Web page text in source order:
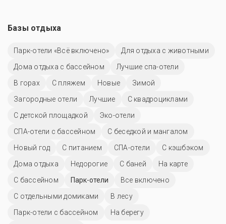
Базы отдыха
Парк-отели «Всё включено»
Для отдыха с животными
Дома отдыха с бассейном
Лучшие спа-отели
В горах
С пляжем Новые
Зимой
Загородные отели
Лучшие
С квадроциклами
С детской площадкой
Эко-отели
СПА-отели с бассейном
С беседкой и мангалом
Новый год
С питанием СПА-отели
С кэшбэком
Дома отдыха
Недорогие С баней
На карте
С бассейном
Парк-отели
Все включено
С отдельными домиками
В лесу
Парк-отели с бассейном
На берегу